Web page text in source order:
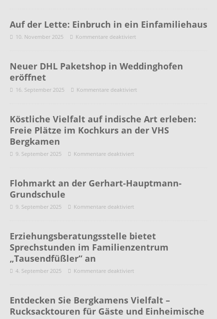
Auf der Lette: Einbruch in ein Einfamiliehaus
10. November 2025 Kommentare deaktiviert
Neuer DHL Paketshop in Weddinghofen
eröffnet
16. September 2025 Kommentare deaktiviert
Köstliche Vielfalt auf indische Art erleben:
Freie Plätze im Kochkurs an der VHS
Bergkamen
9. September 2025 Kommentare deaktiviert
Flohmarkt an der Gerhart-Hauptmann-
Grundschule
9. September 2025 Kommentare deaktiviert
Erziehungsberatungsstelle bietet
Sprechstunden im Familienzentrum
„Tausendfüßler“ an
4. September 2025 Kommentare deaktiviert
Entdecken Sie Bergkamens Vielfalt –
Rucksacktouren für Gäste und Einheimische